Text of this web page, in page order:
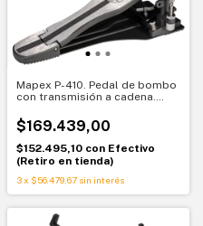
Mapex P-410. Pedal de bombo
con transmisión a cadena.
reversible
$169.439,00
$152.495,10 con Efectivo
(Retiro en tienda)
3 x $56.479,67 sin interés